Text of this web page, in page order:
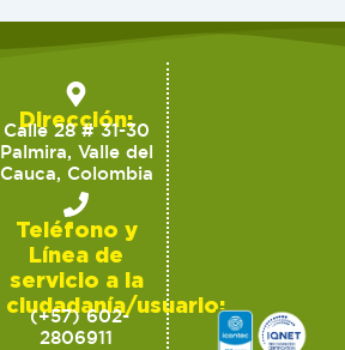
Dirección:
Calle 28 # 31-30
Palmira, Valle del
Cauca, Colombia
Teléfono y
Línea de
servicio a la
ciudadanía/usuario:
(+57) 602-
2806911